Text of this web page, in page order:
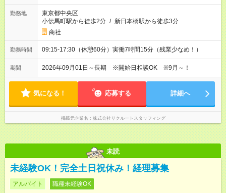
勤務地
東京都中央区
小伝馬町駅から徒歩2分 / 新日本橋駅から徒歩3分
商社
勤務時間 09:15-17:30（休憩60分）実働7時間15分（残業少なめ！）
期間 2026年09月01日～長期 ※開始日相談OK ※9月～！
気になる！ 応募する 詳細へ
掲載元企業名 株式会社リクルートスタッフィング
未読
未経験OK！完全土日祝休み！経理募集
アルバイト 職種未経験OK